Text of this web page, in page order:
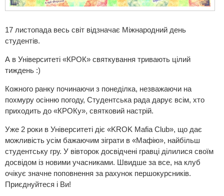
17 листопада весь світ відзначає Міжнародний день
студентів.
А в Університеті «КРОК» святкування тривають цілий
тиждень :)
Кожного ранку починаючи з понеділка, незважаючи на
похмуру осінню погоду, Студентська рада дарує всім, хто
приходить до «КРОКу», святковий настрій.
Уже 2 роки в Університеті діє «KROK Mafia Club», що дає
можливість усім бажаючим зіграти в «Мафію», найбільш
студентську гру. У вівторок досвідчені гравці ділилися своїм
досвідом із новими учасниками. Швидше за все, на клуб
очікує значне поповнення за рахунок першокурсників.
Приєднуйтеся і Ви!